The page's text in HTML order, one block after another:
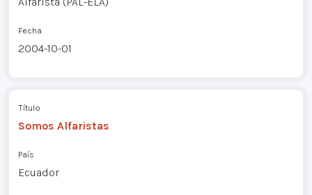
Fecha
2004-10-01
Título
Somos Alfaristas
País
Ecuador